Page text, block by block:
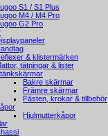
S1 / S1 Plus
M4 / M4 Pro
G2 Pro
& klistermärken
tätningar & lister
Bakre skärmar
Främre skärmar
Fästen, krokar & tillbehör
Hjulmutterkåpor